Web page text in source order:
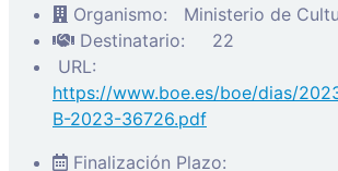
Organismo:
Ministerio de
Destinatario:
22
URL:
https://www.boe.es/boe/dias/
B-2023-36726.pdf
Finalización Plazo: